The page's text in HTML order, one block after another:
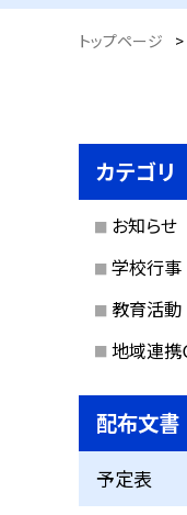
トップページ >
カテゴリ
お知らせ
学校行事
教育活動
地域連携
配布文書
予定表